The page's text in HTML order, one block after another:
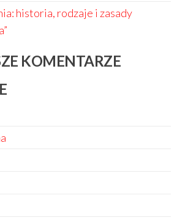
historia, rodzaje i zasady
KOMENTARZE